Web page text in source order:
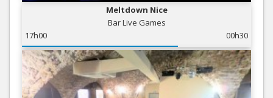
Meltdown Nice
Bar Live Games
17h00
00h30